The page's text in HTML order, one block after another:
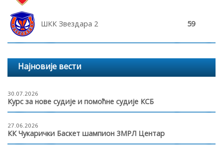
ШКК Звездара 2 59
Најновије вести
30.07.2026
Курс за нове судије и помоћне судије КСБ
27.06.2026
КК Чукарички Баскет шампион 3МРЛ Центар